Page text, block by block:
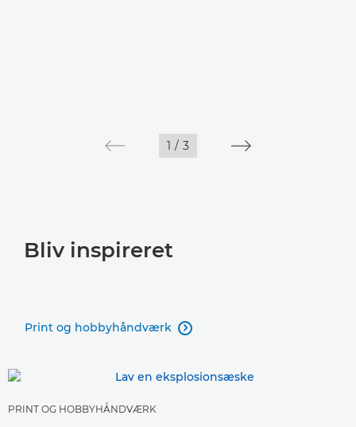
1 / 3
Bliv inspireret
Print og hobbyhåndværk 
PRINT OG HOBBYHÅNDVÆRK